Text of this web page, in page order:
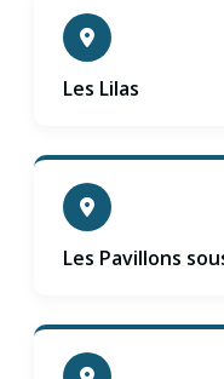
Les Lilas
Les Pavillons